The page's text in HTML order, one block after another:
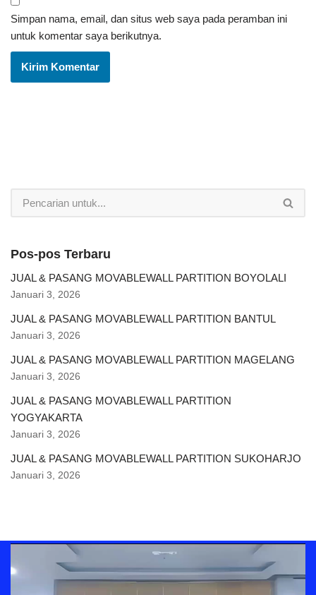
Simpan nama, email, dan situs web saya pada peramban ini
untuk komentar saya berikutnya.
Pos-pos Terbaru
JUAL & PASANG MOVABLEWALL PARTITION BOYOLALI
Januari 3, 2026
JUAL & PASANG MOVABLEWALL PARTITION BANTUL
Januari 3, 2026
JUAL & PASANG MOVABLEWALL PARTITION MAGELANG
Januari 3, 2026
JUAL & PASANG MOVABLEWALL PARTITION
YOGYAKARTA
Januari 3, 2026
JUAL & PASANG MOVABLEWALL PARTITION SUKOHARJO
Januari 3, 2026